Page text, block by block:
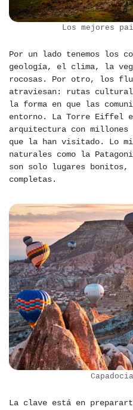
Los mejores
Por un lado tenemos los
geología, el clima, la
rocosas. Por otro, los
atraviesan: rutas
la forma en que las
entorno. La Torre Eiffel
arquitectura con
que la han visitado. Lo
naturales como la
son solo lugares bonitos,
completas.
La clave está en